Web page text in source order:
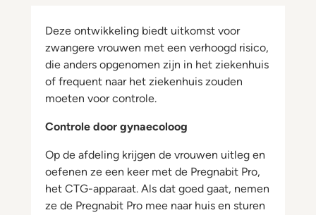
Deze ontwikkeling biedt uitkomst voor
zwangere vrouwen met een verhoogd risico,
die anders opgenomen zijn in het ziekenhuis
of frequent naar het ziekenhuis zouden
moeten voor controle.
Controle door gynaecoloog
Op de afdeling krijgen de vrouwen uitleg en
oefenen ze een keer met de Pregnabit Pro,
het CTG-apparaat. Als dat goed gaat, nemen
ze de Pregnabit Pro mee naar huis en sturen